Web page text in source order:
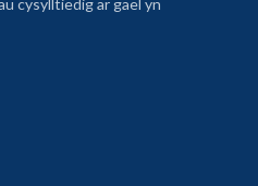
cysylltiedig ar gael yn